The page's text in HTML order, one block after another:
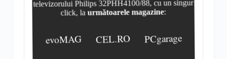
televizorului Philips 32PHH4100/88, cu un singur
click, la următoarele magazine:
evoMAG CEL.RO PCgarage